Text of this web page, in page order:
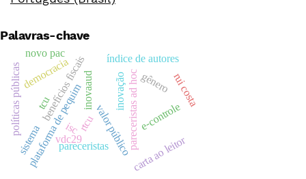
Palavras-chave
pareceristas ad hoc
índice de autores
carta ao leitor
plataforma de pequim gênero
valor público
inovaaud
benefícios fiscais
vdc29
tcu
isc
pareceristas
democracia
políticas públicas
sistema rtcu e-controle
inovação rui costa
novo pac